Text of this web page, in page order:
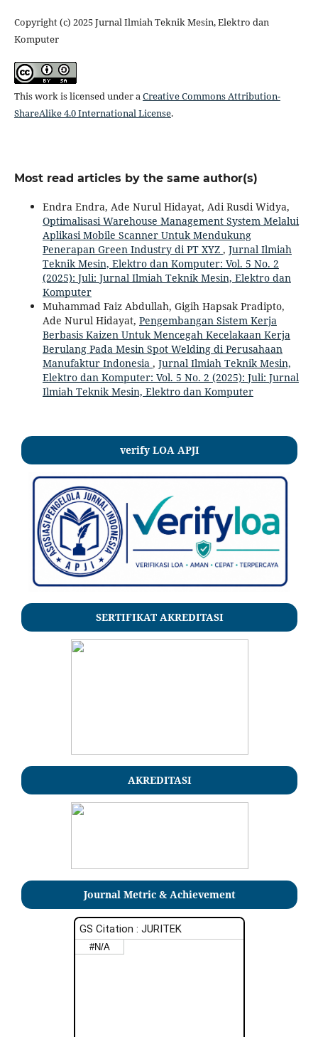
Copyright (c) 2025 Jurnal Ilmiah Teknik Mesin, Elektro dan
Komputer
This work is licensed under aCreative Commons Attribution-
ShareAlike 4.0 International License.
Most read articles by the same author(s)
Endra Endra, Ade Nurul Hidayat, Adi Rusdi Widya,
Optimalisasi Warehouse Management System Melalui
Aplikasi Mobile Scanner Untuk Mendukung
Penerapan Green Industry di PT XYZ , Jurnal Ilmiah
Teknik Mesin, Elektro dan Komputer: Vol. 5 No. 2
(2025): Juli: Jurnal Ilmiah Teknik Mesin, Elektro dan
Komputer
Muhammad Faiz Abdullah, Gigih Hapsak Pradipto,
Ade Nurul Hidayat, Pengembangan Sistem Kerja
Berbasis Kaizen Untuk Mencegah Kecelakaan Kerja
Berulang Pada Mesin Spot Welding di Perusahaan
Manufaktur Indonesia , Jurnal Ilmiah Teknik Mesin,
Elektro dan Komputer: Vol. 5 No. 2 (2025): Juli: Jurnal
Ilmiah Teknik Mesin, Elektro dan Komputer
verify LOA APJI
SERTIFIKAT AKREDITASI
AKREDITASI
Journal Metric & Achievement